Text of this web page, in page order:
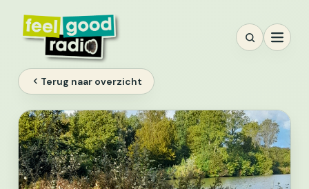
inhoud
Terug naar overzicht